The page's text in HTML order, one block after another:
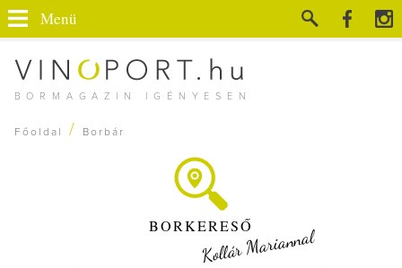
BORMAGAZIN IGÉNYESEN
Menü
Főoldal / Borbár
BORKERESŐ
Kollár Mariannal